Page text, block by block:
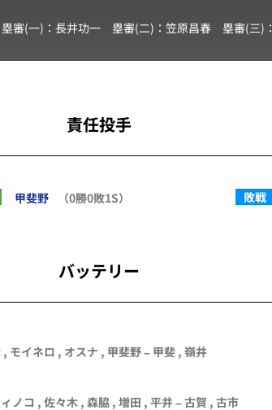
審(一)： 長井功一 塁審(二)： 笠原昌春 塁審(三)：
責任投手
甲斐野 （0勝0敗1S） 敗戦
バッテリー
, モイネロ , オスナ , 甲斐野– 甲斐 , 嶺井
ノコ , 佐々木 , 森脇 , 増田 , 平井–古賀 , 古市